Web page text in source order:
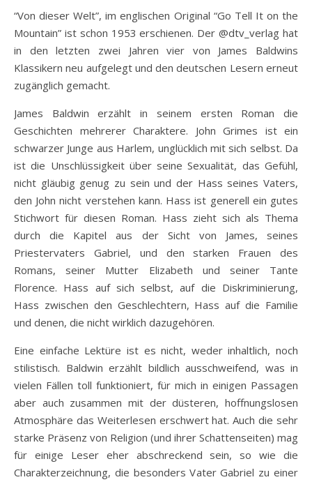
“Von dieser Welt”, im englischen Original “Go Tell It on the
Mountain” ist schon 1953 erschienen. Der @dtv_verlag hat
in den letzten zwei Jahren vier von James Baldwins
Klassikern neu aufgelegt und den deutschen Lesern erneut
zugänglich gemacht.
James Baldwin erzählt in seinem ersten Roman die
Geschichten mehrerer Charaktere. John Grimes ist ein
schwarzer Junge aus Harlem, unglücklich mit sich selbst. Da
ist die Unschlüssigkeit über seine Sexualität, das Gefühl,
nicht gläubig genug zu sein und der Hass seines Vaters,
den John nicht verstehen kann. Hass ist generell ein gutes
Stichwort für diesen Roman. Hass zieht sich als Thema
durch die Kapitel aus der Sicht von James, seines
Priestervaters Gabriel, und den starken Frauen des
Romans, seiner Mutter Elizabeth und seiner Tante
Florence. Hass auf sich selbst, auf die Diskriminierung,
Hass zwischen den Geschlechtern, Hass auf die Familie
und denen, die nicht wirklich dazugehören.
Eine einfache Lektüre ist es nicht, weder inhaltlich, noch
stilistisch. Baldwin erzählt bildlich ausschweifend, was in
vielen Fällen toll funktioniert, für mich in einigen Passagen
aber auch zusammen mit der düsteren, hoffnungslosen
Atmosphäre das Weiterlesen erschwert hat. Auch die sehr
starke Präsenz von Religion (und ihrer Schattenseiten) mag
für einige Leser eher abschreckend sein, so wie die
Charakterzeichnung, die besonders Vater Gabriel zu einer